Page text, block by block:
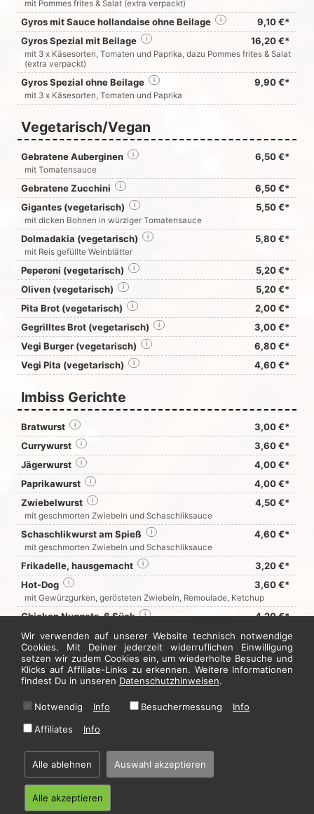
mit Pommes frites & Salat (extra verpackt)
Gyros mit Sauce hollandaise ohne Beilage 9,10 €*
i
Gyros Spezial mit Beilage 16,20 €*
i
mit 3 x Käsesorten, Tomaten und Paprika, dazu Pommes frites & Salat
(extra verpackt)
Gyros Spezial ohne Beilage 9,90 €*
i
mit 3 x Käsesorten, Tomaten und Paprika
Vegetarisch/Vegan
Gebratene Auberginen 6,50 €*
i
mit Tomatensauce
Gebratene Zucchini 6,50 €*
i
Gigantes (vegetarisch) 5,50 €*
i
mit dicken Bohnen in würziger Tomatensauce
Dolmadakia (vegetarisch) 5,80 €*
i
mit Reis gefüllte Weinblätter
Peperoni (vegetarisch) 5,20 €*
i
Oliven (vegetarisch) 5,20 €*
i
Pita Brot (vegetarisch) 2,00 €*
i
Gegrilltes Brot (vegetarisch) 3,00 €*
i
Vegi Burger (vegetarisch) 6,80 €*
i
Vegi Pita (vegetarisch) 4,60 €*
i
Imbiss Gerichte
Bratwurst 3,00 €*
i
Currywurst 3,60 €*
i
Jägerwurst 4,00 €*
i
Paprikawurst 4,00 €*
i
Zwiebelwurst 4,50 €*
i
mit geschmorten Zwiebeln und Schaschliksauce
Schaschlikwurst am Spieß 4,60 €*
i
mit geschmorten Zwiebeln und Schaschliksauce
Frikadelle, hausgemacht 3,20 €*
i
Hot-Dog 3,60 €*
i
mit Gewürzgurken, gerösteten Zwiebeln, Remoulade, Ketchup
Chicken Nuggets, 6 Sück 4,20 €*
i
Jetzt hier bestellen
* Alle Preise in Euro inkl. gesetzl. MwSt. Abbildungen können ggf. abweichen.
Home·Impressum·Datenschutzhinweise
© 2026 Der Grieche in Sodingen - Hosting by
Wir verwenden auf unserer Website technisch notwendige
Cookies. Mit Deiner jederzeit widerruflichen Einwilligung
setzen wir zudem Cookies ein, um wiederholte Besuche und
Klicks auf Affiliate-Links zu erkennen. Weitere Informationen
findest Du in unseren Datenschutzhinweisen.
Notwendig Info Besuchermessung
Info
Affiliates
Info
Alle ablehnen Auswahl akzeptieren
Alle akzeptieren